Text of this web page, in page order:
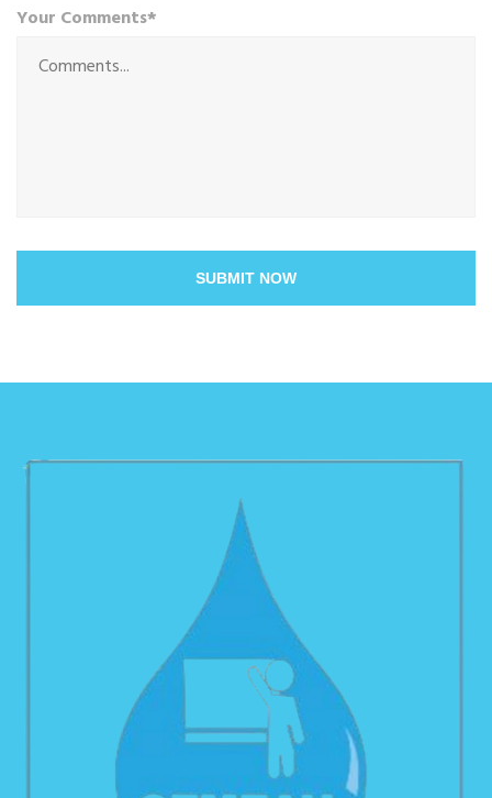
Your Comments*
SUBMIT NOW